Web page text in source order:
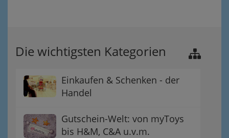
Die wichtigsten Kategorien
Einkaufen & Schenken - der
Handel
Gutschein-Welt: von myToys
bis H&M, C&A u.v.m.